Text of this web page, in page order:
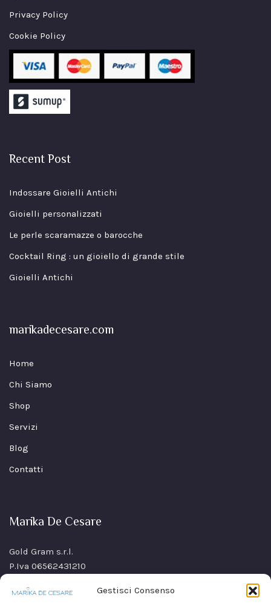
Gestisci Consenso
Privacy Policy
Cookie Policy
Recent Post
Indossare Gioielli Antichi
Gioielli personalizzati
Le perle scaramazze o barocche
Cocktail Ring : un gioiello di grande stile
Gioielli Antichi
marikadecesare.com
Home
Chi Siamo
Shop
Servizi
Blog
Contatti
Marika De Cesare
Gold Gram s.r.l.
P.Iva 06562431210
80021 Afragola(NA)